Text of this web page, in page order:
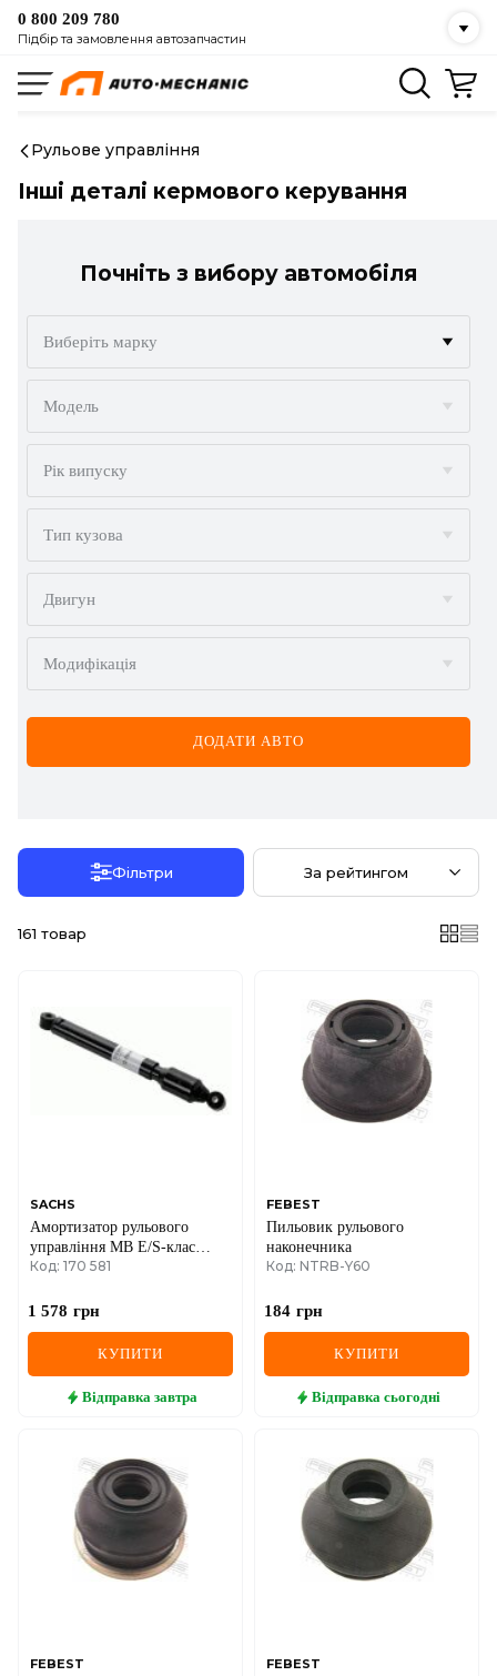
0 800 209 780
Підбір та замовлення автозапчастин
Рульове управління
Інші деталі кермового керування
Почніть з вибору автомобіля
Виберіть марку
ALFA ROMEO
BMW
BYD
CADILLAC
CHERY
CHEVROLET
CHRYSLER
FIAT
GMC
GREAT WALL
HAVAL
INFINITI
IVECO
JAGUAR
Модель
Рік випуску
Тип кузова
Двигун
Модифікація
ДОДАТИ АВТО
Фільтри За рейтингом
161 товар
SACHS
Амортизатор рульового
управління MB E/S-клас
(W123/W126) 72-91
Код: 170 581
1 578 грн
КУПИТИ
Відправка завтра
FEBEST
Пильовик рульового
наконечника
Код: NTRB-Y60
184 грн
КУПИТИ
Відправка сьогодні
FEBEST FEBEST